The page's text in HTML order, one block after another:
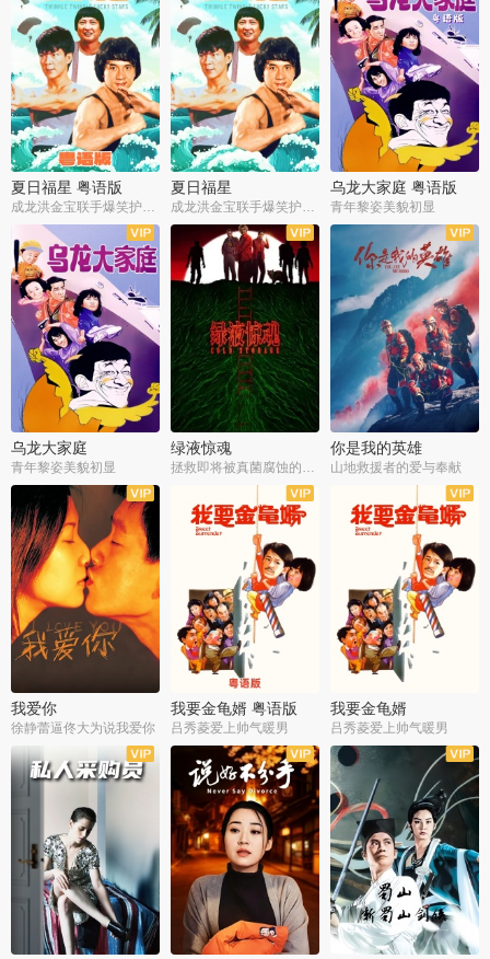
夏日福星 粤语版 夏日福星 乌龙大家庭 粤语版
青年黎姿美貌初显
乌龙大家庭
青年黎姿美貌初显
绿液惊魂
拯救即将被真菌腐蚀的世界
你是我的英雄
山地救援者的爱与奉献
我爱你
徐静蕾逼佟大为说我爱你
我要金龟婿 粤语版
吕秀菱爱上帅气暖男
我要金龟婿
吕秀菱爱上帅气暖男